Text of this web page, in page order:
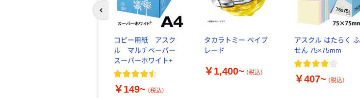
コピー用紙 アスク
ル マルチペーパー
スーパーホワイト+
￥149~ （税込）
タカラトミー ベイブ
レード
￥1,400~ （税込）
アスクル はたらく ふ
せん 75×75mm
￥407~ （税込）
前のスライドへ